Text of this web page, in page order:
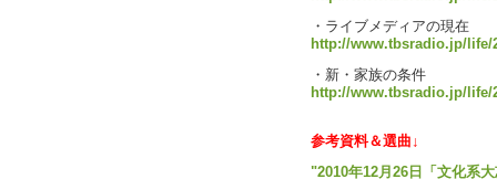
・ライブメディアの現在
http://www.tbsradio.jp/life/
・新・家族の条件
http://www.tbsradio.jp/life/
参考資料＆選曲↓
"2010年12月26日「文化系